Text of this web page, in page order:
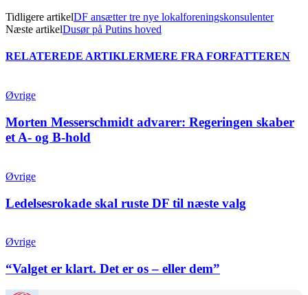
Tidligere artikelDF ansætter tre nye lokalforeningskonsulenter
Næste artikelDusør på Putins hoved
RELATEREDE ARTIKLERMERE FRA FORFATTEREN
Øvrige
Morten Messerschmidt advarer: Regeringen skaber
et A- og B-hold
Øvrige
Ledelsesrokade skal ruste DF til næste valg
Øvrige
“Valget er klart. Det er os – eller dem”